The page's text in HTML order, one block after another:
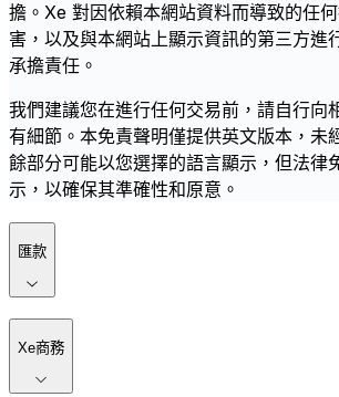
擔。Xe 對因依賴本網站資料而導致的任
害，以及與本網站上顯示資訊的第三方進
承擔責任。
我們建議您在進行任何交易前，請自行向
有細節。本免責聲明僅提供英文版本，未
餘部分可能以您選擇的語言顯示，但法律
示，以確保其準確性和原意。
匯款
Xe商務